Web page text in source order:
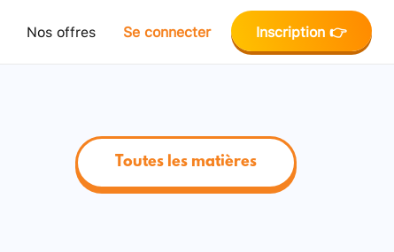
Nos offres Se connecter Inscription 👉
Toutes les matières